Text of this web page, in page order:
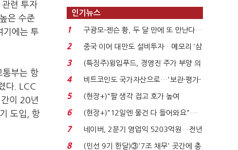
련 투자
은 수준
기에는 투
통부는 항
다. LCC
이 20년
도입, 항
인기뉴스
1
구광모-젠슨 황, 두 달 만에 또 만난다…
로봇·AI 등 논...
2
중국 이어 대만도 설비투자…메모리 ‘삼
국전쟁’
3
(특징주)윙입푸드, 경영진 주가 부양 의
지에 상한가...
4
비트코인도 국가자산으로…'보관·평가·
처분' 기준은 ...
5
(현장+)"팔 생각 접고 호가 높여
요"…'덜 똘똘한 한 채' 20...
6
(현장+)"12일엔 물건 다 들어와요"…
빈 매대 채우며 문 연 ...
7
네이버, 2분기 영업익 5203억원…전년
비 0.2% 감소...
8
(민선 9기 한달)③'7조 채무' 곳간에 충